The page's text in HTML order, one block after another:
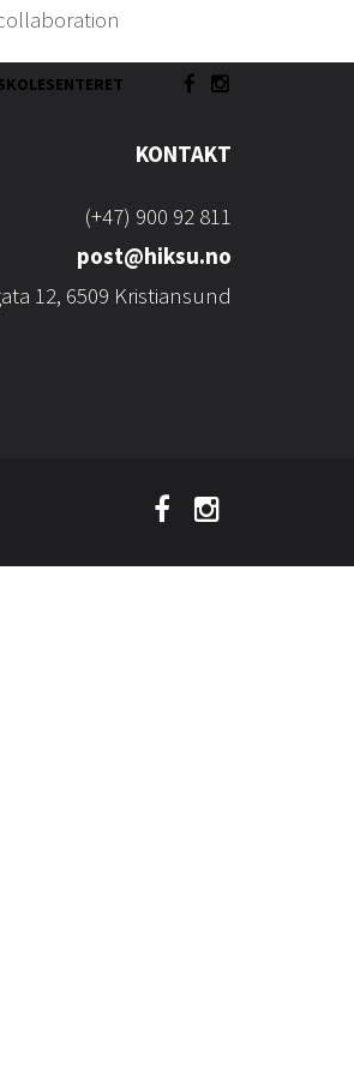
KONTAKT
(+47) 900 92 811
post@hiksu.no
12, 6509 Kristiansund